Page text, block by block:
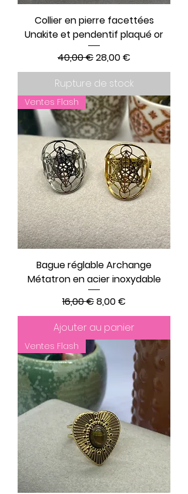
Collier en pierre facettées
Unakite et pendentif plaqué or
Prix original
40,00 €Prix promotionnel
28,00 €
Rupture de stock
Ventes Flash
Bague réglable Archange
Métatron en acier inoxydable
Prix original
16,00 €Prix promotionnel
8,00 €
Ajouter au panier
Ventes Flash